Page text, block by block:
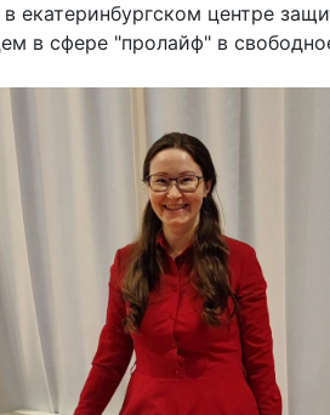
екатеринбургском центре
в сфере "пролайф" в